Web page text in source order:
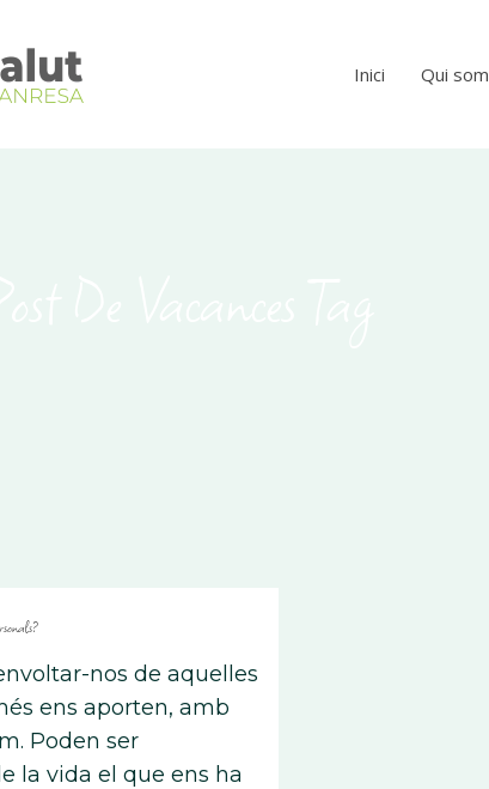
Inici Qui som
nos de aquelles
ens aporten, amb
Poden ser
la vida el que ens ha